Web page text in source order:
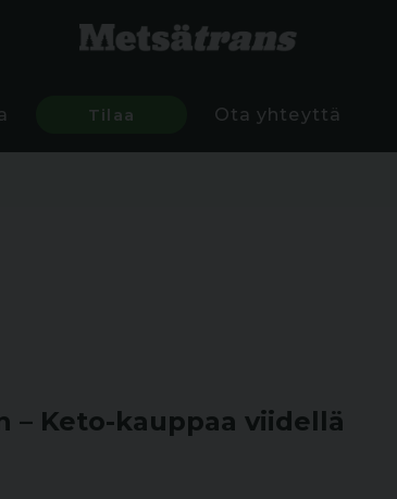
Tilaa Ota yhteyttä
– Keto-kauppaa viidellä